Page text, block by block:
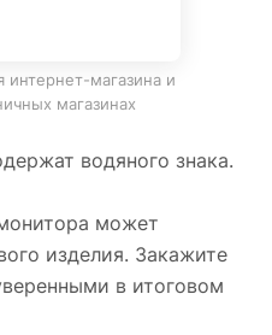
интернет-магазина и
магазинах
водяного знака.
может
изделия. Закажите
в итоговом